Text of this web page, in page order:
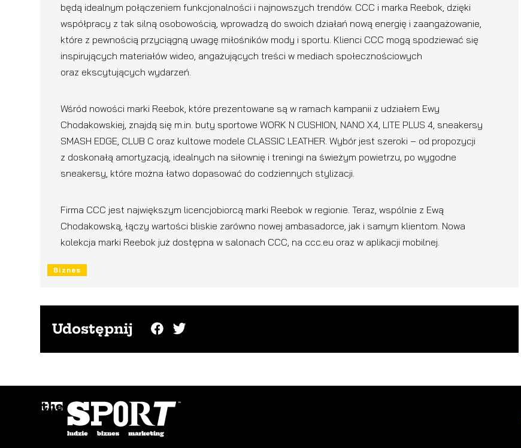
będą idealnym połączeniem funkcjonalności i najnowszych trendów. CCC i marka Reebok, dzięki
współpracy z tak silną osobowością, wprowadzą do swoich działań nową energię i zaangażowanie,
które z pewnością przyciągną uwagę miłośników mody i sportu. Klienci CCC mogą spodziewać się
inspirujących materiałów wideo, angażujących treści w mediach społecznościowych
oraz ekscytujących wydarzeń.
Wśród nowości marki Reebok, które prezentowane są w ramach kampanii z udziałem Ewy
Chodakowskiej, znajdą się m.in. buty sportowe WORK N CUSHION, NANO X4, LITE PLUS 4, sneakersy
SMASH EDGE, CLUB C oraz kultowe modele CLASSIC LEATHER. Wybór jest szeroki – od propozycji
z doskonałą amortyzacją, idealnych na siłownię i treningi na świeżym powietrzu, po wygodne
sneakersy, które można łatwo dopasować do codziennych stylizacji.
Firma CCC jest największym licencjobiorcą marki Reebok w regionie. Teraz, wspólnie z Ewą
Chodakowską, łączy wartości bliskie zarówno nowej ambasadorce, jak i samym klientom. Nowa
kolekcja marki Reebok już dostępna w salonach CCC, na ccc.eu oraz w aplikacji mobilnej.
Biznes
Udostępnij